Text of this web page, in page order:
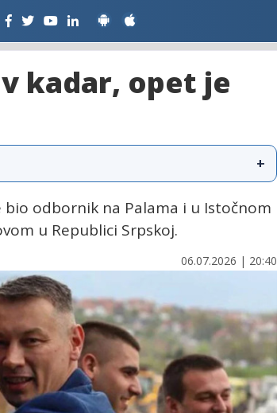
kadar, opet je
+
bio odbornik na Palama i u Istočnom
u Republici Srpskoj.
06.07.2026 | 20:40